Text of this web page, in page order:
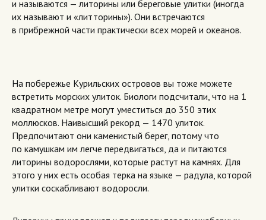
и называются — литорины или береговые улитки (иногда
их называют и «литторины»). Они встречаются
в прибрежной части практически всех морей и океанов.
На побережье Курильских островов вы тоже можете
встретить морских улиток. Биологи подсчитали, что на 1
квадратном метре могут уместиться до 350 этих
моллюсков. Наивысший рекорд — 1470 улиток.
Предпочитают они каменистый берег, потому что
по камушкам им легче передвигаться, да и питаются
литорины водорослями, которые растут на камнях. Для
этого у них есть особая терка на языке — радула, которой
улитки соскабливают водоросли.